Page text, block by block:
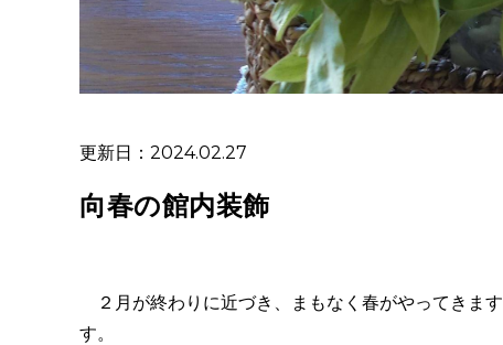
更新日：2024.02.27
向春の館内装飾
２月が終わりに近づき、まもなく春がやってきま
す。